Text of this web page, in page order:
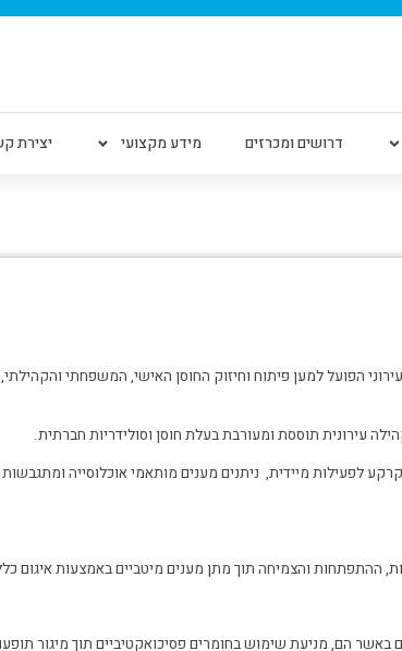
דרושים ומכרזים מידע מקצועי יצירת
הפועל למען פיתוח וחיזוק החוסן האישי, המשפחתי
עירונית תוססת ומעורבת בעלת חוסן וסולידריות חברתית.
לפעילות מיידית, ניתנים מענים מותאמי אוכלוסייה
ההתפתחות והצמיחה תוך מתן מענים מיטביים באמצעות איגום
באשר הם, מניעת שימוש בחומרים פסיכואקטיביים תוך מיגור